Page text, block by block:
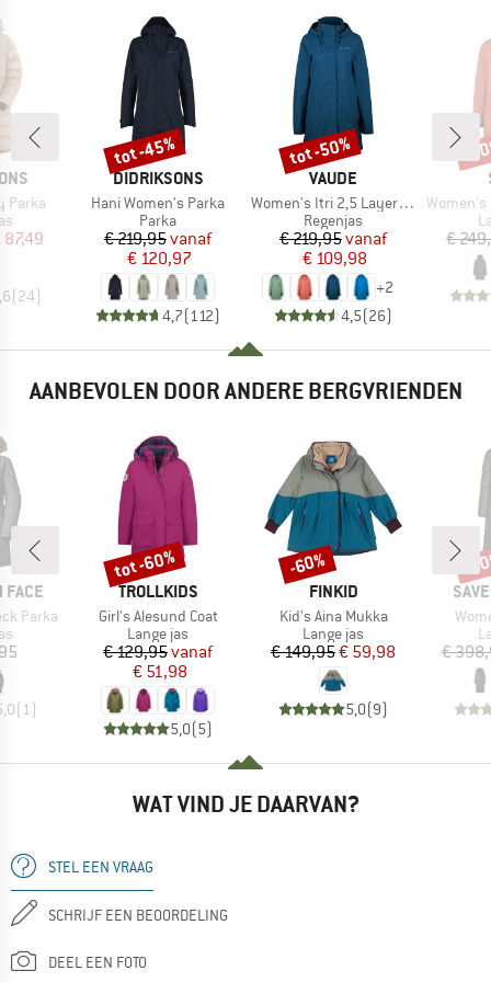
Parka
prijs
87,49
(24)
MERK
DIDRIKSONS
Artikel
Hani Women's Parka
Productgroep
Parka
Prijs
€ 219,95Verlaagde prijs
vanaf
€ 120,97
4,7(112)
Korting
tot -45%
MERK
VAUDE
Artikel
Women's Itri 2,5 Layer Coat
Productgroep
Regenjas
Prijs
€ 219,95Verlaagde prijs
vanaf
€ 109,98
+2
4,5(26)
Korting
tot -50%
Artikel
Women's Mountainwool
€
-
AANBEVOLEN DOOR ANDERE BERGVRIENDEN
FACE
Parka
(1)
MERK
TROLLKIDS
Artikel
Girl's Alesund Coat
Productgroep
Lange jas
Prijs
€ 129,95Verlaagde prijs
vanaf
€ 51,98
5,0(5)
Korting
tot -60%
MERK
FINKID
Artikel
Kid's Aina Mukka
Productgroep
Lange jas
Prijs
€ 149,95Verlaagde prijs
€ 59,98
5,0(9)
Korting
-60%
€
-
WAT VIND JE DAARVAN?
STEL EEN VRAAG
SCHRIJF EEN BEOORDELING
DEEL EEN FOTO